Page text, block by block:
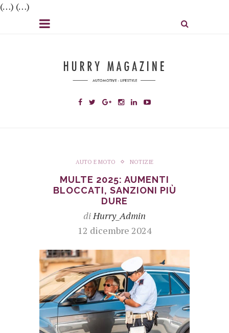
(…) (…)
AUTO E MOTO NOTIZIE
MULTE 2025: AUMENTI
BLOCCATI, SANZIONI PIÙ
DURE
diHurry_Admin
12 dicembre 2024